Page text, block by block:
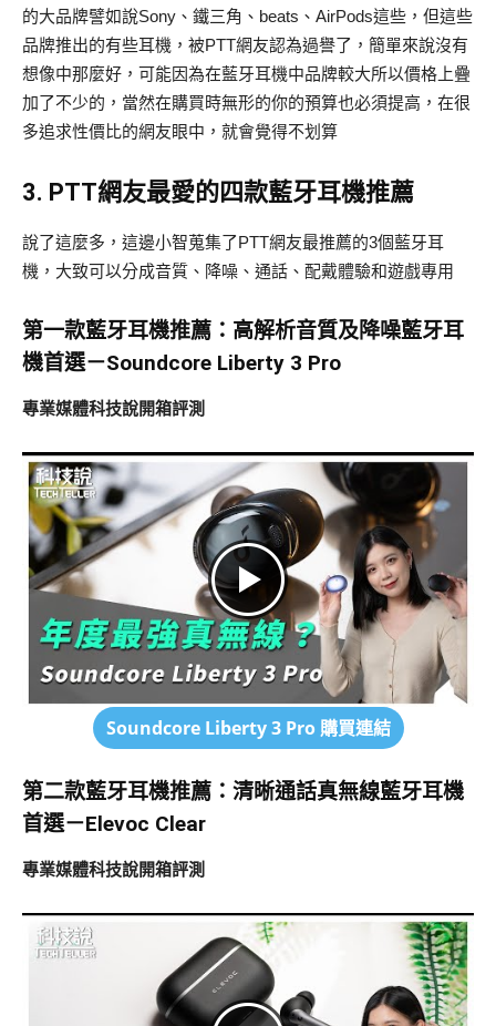
的大品牌譬如說Sony、鐵三角、beats、AirPods這些，但這些
品牌推出的有些耳機，被PTT網友認為過譽了，簡單來說沒有
想像中那麼好，可能因為在藍牙耳機中品牌較大所以價格上疊
加了不少的，當然在購買時無形的你的預算也必須提高，在很
多追求性價比的網友眼中，就會覺得不划算
3. PTT網友最愛的四款藍牙耳機推薦
說了這麼多，這邊小智蒐集了PTT網友最推薦的3個藍牙耳
機，大致可以分成音質、降噪、通話、配戴體驗和遊戲專用
第一款藍牙耳機推薦：高解析音質及降噪藍牙耳
機首選－Soundcore Liberty 3 Pro
專業媒體科技說開箱評測
Soundcore Liberty 3 Pro購買連結
第二款藍牙耳機推薦： 清晰通話真無線藍牙耳機
首選－Elevoc Clear
專業媒體科技說開箱評測